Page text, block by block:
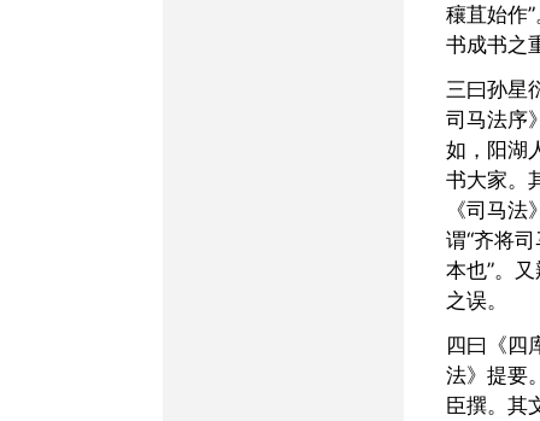
穰苴始作
书成书之
三曰孙星衍《平津馆丛书·
司马法序
如，阳湖
书大家。
《司马
谓“齐将
本也”。
之误。
四曰《四库全书总目·司马
法》提要
臣撰。其